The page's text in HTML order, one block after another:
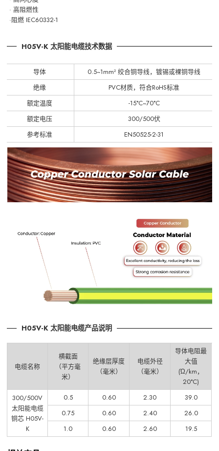
· 高阻燃性
·阻燃 IEC60332-1
H05V-K 太阳能电缆技术数据
导体
0.5~1mm² 绞合铜导线，镀锡或裸铜导线
绝缘
PVC材质，符合RoHS标准
额定温度
-15°C~70°C
额定电压
300/500伏
参考标准
EN50525-2-31
H05V-K 太阳能电缆产品说明
电缆名称
横截面
（平方毫
米）
绝缘层厚度
（毫米）
电缆外径
（毫米）
导体电阻最
大值
(Ώ/km，
20°C)
300/500V
太阳能电缆
铜芯 H05V-
K
0.5 0.60 2.30
39.0
0.75
0.60 2.40
26.0
1.0
0.60 2.60 19.5